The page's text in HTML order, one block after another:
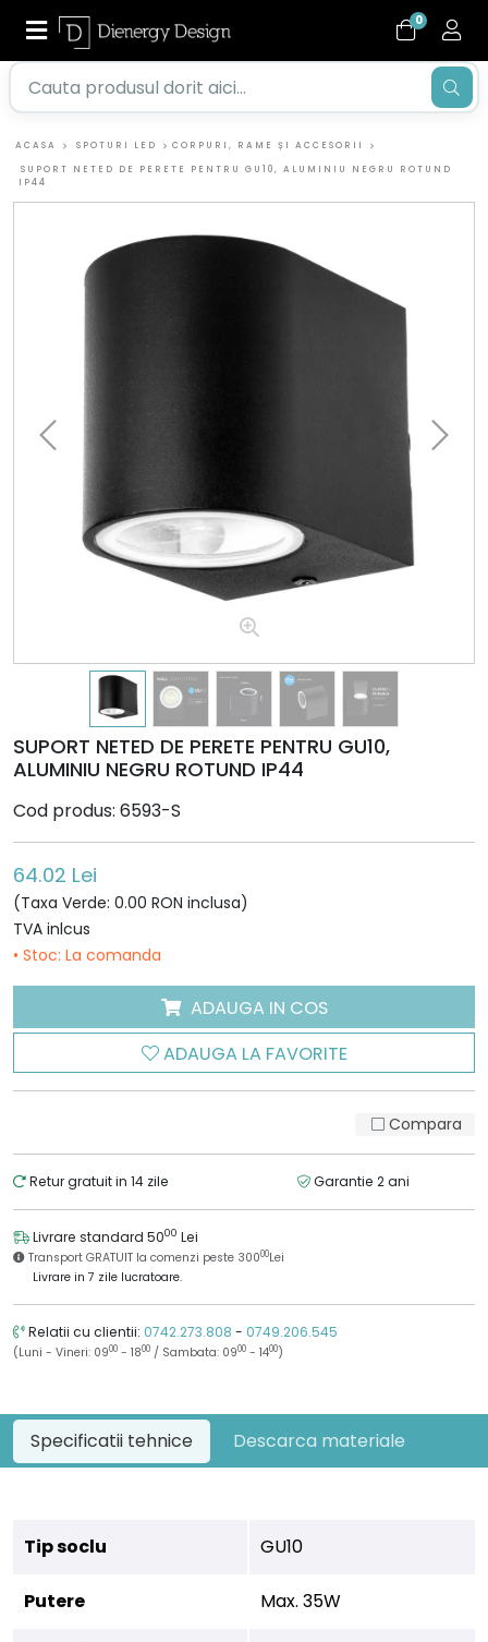
0
ACASA SPOTURI LED
CORPURI, RAME ȘI ACCESORII
SUPORT NETED DE PERETE PENTRU GU10, ALUMINIU NEGRU ROTUND
IP44
SUPORT NETED DE PERETE PENTRU GU10,
ALUMINIU NEGRU ROTUND IP44
Cod produs: 6593-S
64.02 Lei
(Taxa Verde: 0.00 RON inclusa)
TVA inlcus
• Stoc: La comanda
ADAUGA IN COS
ADAUGA LA FAVORITE
Compara
Retur gratuit in 14 zile Garantie 2 ani
Livrare standard 5000 Lei
Transport GRATUIT la comenzi peste 30000Lei
Livrare in 7 zile lucratoare.
Relatii cu clientii: 0742.273.808 - 0749.206.545
(Luni - Vineri: 0900 - 1800 / Sambata: 0900 - 1400)
Specificatii tehnice Descarca materiale
Tip soclu GU10
Putere Max. 35W